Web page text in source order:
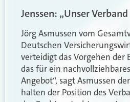
Jenssen: „Unser
Jörg Asmussen vom
Deutschen
verteidigt das Vorgehen der
das für ein
Angebot“, sagt Asmussen
halten der Position des